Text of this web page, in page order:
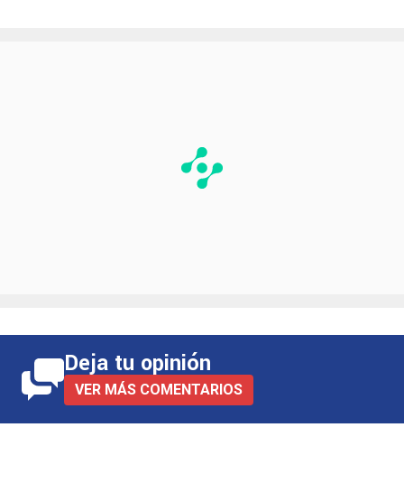
Deja tu opinión
VER MÁS COMENTARIOS